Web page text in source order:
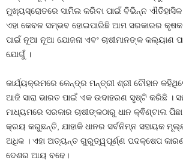
ମୁଖ୍ୟସ୍ରୋତରେ ସାମିଲ କରିବା ପାଇଁ ବିଭିନ୍ନ
ଏହା କେବଳ ସମ୍ଭବ ହୋଇପାରିଛି ଆମ ସରକାରର
ପାଇଁ ନୂଆ ନୂଆ ଯୋଜନା ଏବଂ ଚାଷୀମାନଙ୍କ କଲ୍ୟାଣ
ଯୋଗୁଁ ।
କାର୍ଯ୍ୟକ୍ରମରେ କେନ୍ଦ୍ର ମନ୍ତ୍ରୀ ଶ୍ରୀ ଚୌହାନ
ଆଜି ସାରା ଭାରତ ପାଇଁ ଏକ ଉଦାହରଣ ସୃଷ୍ଟି କରିଛି ।
ମାଧ୍ୟମରେ ସରକାର ଚାଷୀଙ୍କଠାରୁ ଧାନ କ୍ଵିଣ୍ଟାଲ
କ୍ରୟ କରୁଛନ୍ତି, ଯାହାକି ଧାନର ସର୍ବନିମ୍ନ ସହାୟକ
ଅଧିକ । ଏହା ଅତ୍ୟନ୍ତ ଗୁରୁତ୍ୱପୂର୍ଣ୍ଣ ପଦକ୍ଷେପ
ଦେଶର ଆୟ ବଢେ।